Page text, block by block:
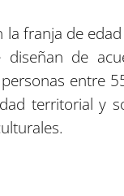
franja de
de
entre
territorial y